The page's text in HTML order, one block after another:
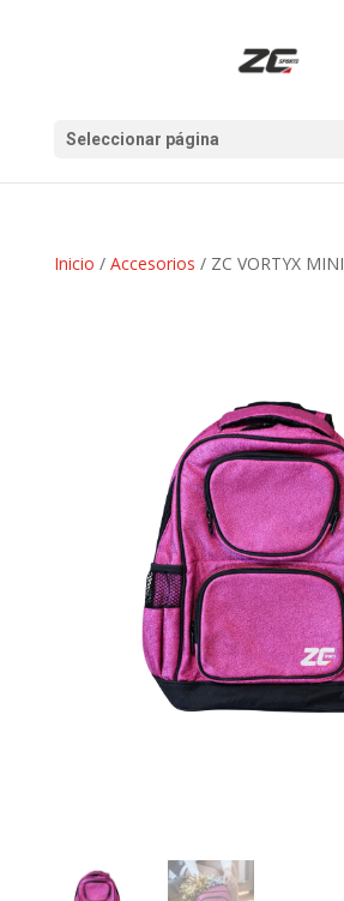
Seleccionar página
Inicio / Accesorios / ZC VORTYX MINI